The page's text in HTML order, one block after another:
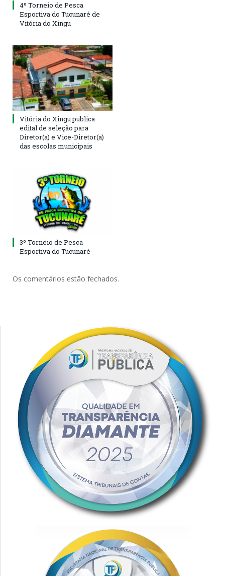
4º Torneio de Pesca
Esportiva do Tucunaré de
Vitória do Xingu
Vitória do Xingu publica
edital de seleção para
Diretor(a) e Vice-Diretor(a)
das escolas municipais
3º Torneio de Pesca
Esportiva do Tucunaré
Os comentários estão fechados.